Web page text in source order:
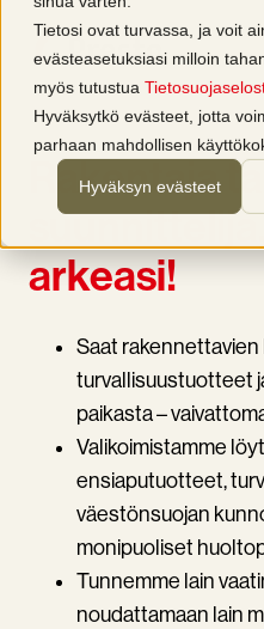
Tietosi ovat turvassa, ja voit
evästeasetuksiasi milloin
myös tutustua
Hyväksytkö evästeet, jotta
parhaan mahdollisen
Hyväksyn evästeet
Rakentaja tai
arkeasi!
Saat
turvallisuustuotteet
paikasta –
Valikoimistamme
ensiaputuotteet,
väestönsuojan
monipuoliset
Tunnemme lain
noudattamaan lain